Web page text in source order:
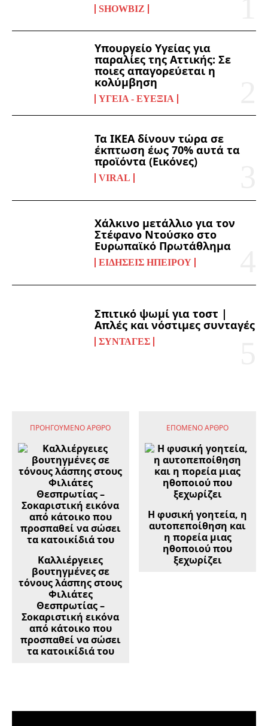
SHOWBIZ
Υπουργείο Υγείας για
παραλίες της Αττικής: Σε
ποιες απαγορεύεται η
κολύμβηση
ΥΓΕΊΑ - ΕΥΕΞΊΑ
Τα ΙΚΕΑ δίνουν τώρα σε
έκπτωση έως 70% αυτά τα
προϊόντα (Εικόνες)
VIRAL
Χάλκινο μετάλλιο για τον
Στέφανο Ντούσκο στο
Ευρωπαϊκό Πρωτάθλημα
ΕΙΔΉΣΕΙΣ ΗΠΕΊΡΟΥ
Σπιτικό ψωμί για τοστ |
Απλές και νόστιμες συνταγές
ΣΥΝΤΑΓΈΣ
ΠΡΟΗΓΟΎΜΕΝΟ ΆΡΘΡΟ
Καλλιέργειες
βουτηγμένες σε
τόνους λάσπης στους
Φιλιάτες
Θεσπρωτίας –
Σοκαριστική εικόνα
από κάτοικο που
προσπαθεί να σώσει
τα κατοικίδιά του
ΕΠΌΜΕΝΟ ΆΡΘΡΟ
Η φυσική γοητεία, η
αυτοπεποίθηση και
η πορεία μιας
ηθοποιού που
ξεχωρίζει